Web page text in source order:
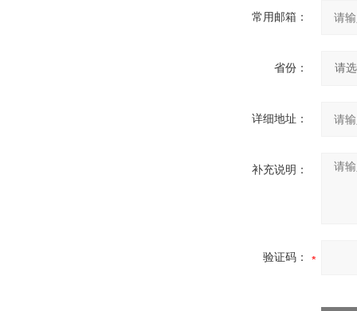
常用邮箱：
省份：
详细地址：
补充说明：
验证码：